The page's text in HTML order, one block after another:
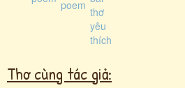
Thơ cùng tác giả: